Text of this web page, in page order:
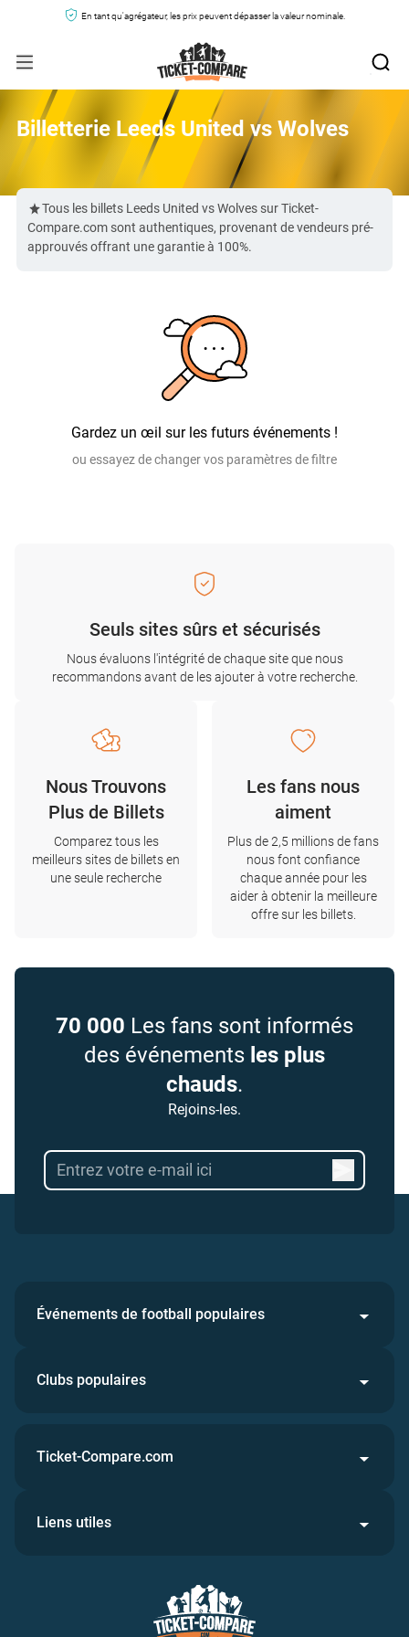
En tant qu'agrégateur, les prix peuvent dépasser la valeur nominale.
Billetterie Leeds United vs Wolves
Tous les billets Leeds United vs Wolves sur Ticket-
Compare.com sont authentiques, provenant de vendeurs pré-
approuvés offrant une garantie à 100%.
Gardez un œil sur les futurs événements !
ou essayez de changer vos paramètres de filtre
Seuls sites sûrs et sécurisés
Nous évaluons l'intégrité de chaque site que nous
recommandons avant de les ajouter à votre recherche.
Nous Trouvons
Plus de Billets
Comparez tous les
meilleurs sites de billets en
une seule recherche
Les fans nous
aiment
Plus de 2,5 millions de fans
nous font confiance
chaque année pour les
aider à obtenir la meilleure
offre sur les billets.
70 000 Les fans sont informés
des événements les plus
chauds.
Rejoins-les.
Événements de football populaires
Clubs populaires
Ticket-Compare.com
Liens utiles